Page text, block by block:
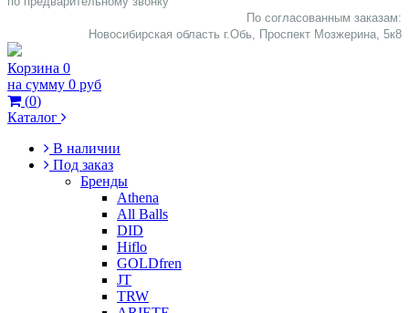
По согласованным заказам:
Новосибирская область г.Обь, Проспект Мозжерина, 5к8​
Корзина 0
на сумму 0 руб
(0)
Каталог
В наличии
Под заказ
Бренды
Athena
All Balls
DID
Hiflo
GOLDfren
JT
TRW